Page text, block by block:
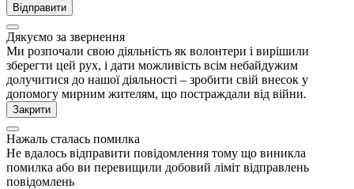
Відправити
Дякуємо за звернення
Ми розпочали свою діяльність як волонтери і вирішили
зберегти цей рух, і дати можливість всім небайдужим
долучитися до нашої діяльності – зробити свій внесок у
допомогу мирним жителям, що постраждали від війни.
Закрити
Нажаль сталась помилка
Не вдалось відправити повідомлення тому що виникла
помилка або ви перевищили добовий ліміт відправлень
повідомлень